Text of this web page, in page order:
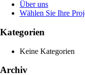
Über uns
Wählen Sie Ihre
Kategorien
Keine Kategorien
Archiv